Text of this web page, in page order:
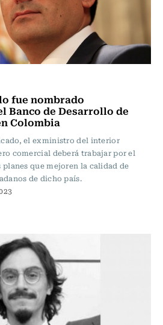
fue nombrado
Banco de Desarrollo de
Colombia
el exministro del interior
comercial deberá trabajar por el
que mejoren la calidad de
de dicho país.